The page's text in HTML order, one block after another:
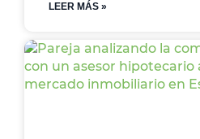
LEER MÁS »